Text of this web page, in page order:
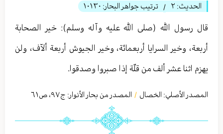
الحديث: ٢ / ترتيب جواهر البحار: ١٠١٣٠
قال رسول الله (صلى الله عليه وآله وسلم): خير الصحابة
أربعة، وخير السرايا أربعمائة، وخير الجيوش أربعة ألآف، ولن
يهزم اثنا عشر ألف من قلّة إذا صبروا وصدقوا.
المصدر الأصلي: الخصال / المصدر من بحار الأنوار: ج٩٧، ص٦١